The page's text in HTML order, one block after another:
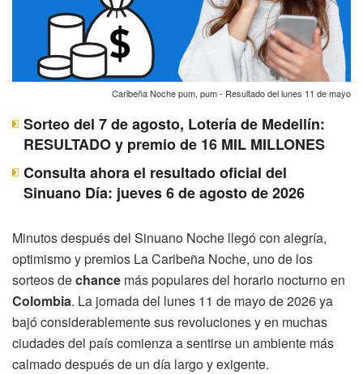
Caribeña Noche pum, pum - Resultado del lunes 11 de mayo
Sorteo del 7 de agosto, Lotería de Medellín:
RESULTADO y premio de 16 MIL MILLONES
Consulta ahora el resultado oficial del
Sinuano Día: jueves 6 de agosto de 2026
Minutos después del Sinuano Noche llegó con alegría,
optimismo y premios La Caribeña Noche, uno de los
sorteos dechance más populares del horario nocturno en
Colombia. La jornada del lunes 11 de mayo de 2026 ya
bajó considerablemente sus revoluciones y en muchas
ciudades del país comienza a sentirse un ambiente más
calmado después de un día largo y exigente.